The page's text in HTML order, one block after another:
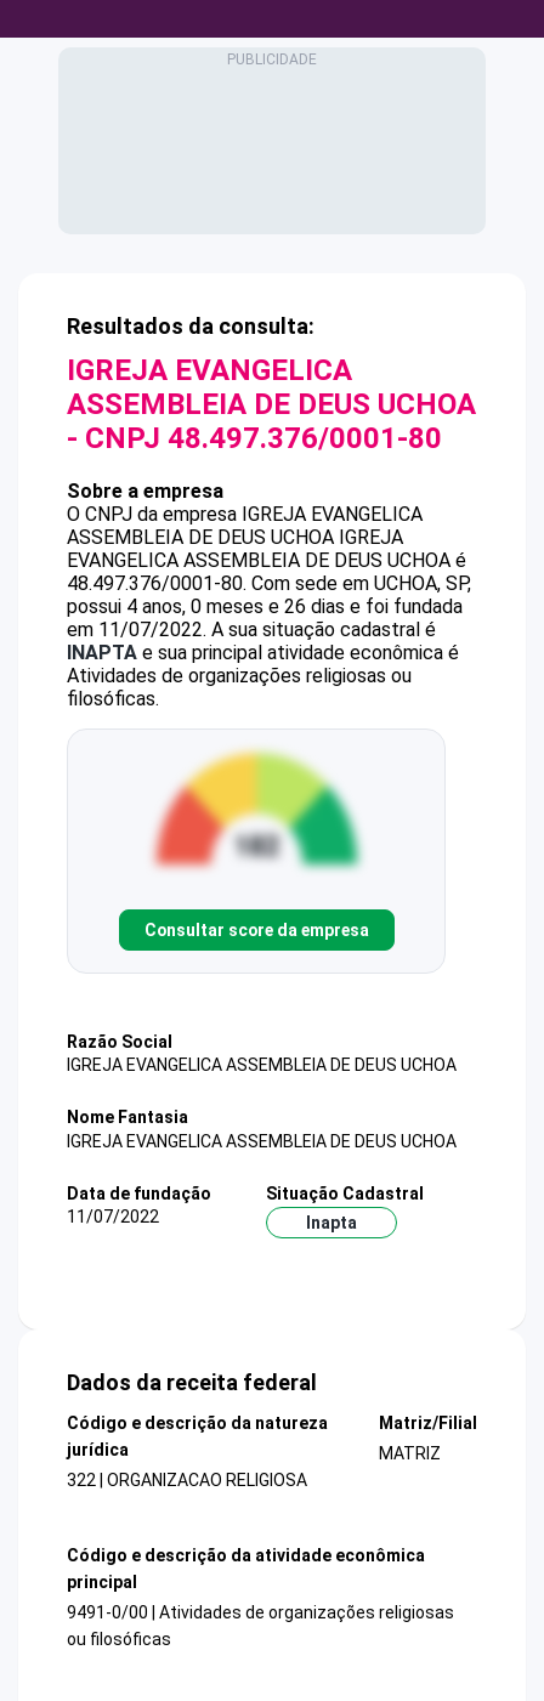
Resultados da consulta:
IGREJA EVANGELICA
ASSEMBLEIA DE DEUS UCHOA
- CNPJ 48.497.376/0001-80
Sobre a empresa
O CNPJ da empresa IGREJA EVANGELICA
ASSEMBLEIA DE DEUS UCHOA IGREJA
EVANGELICA ASSEMBLEIA DE DEUS UCHOA é
48.497.376/0001-80. Com sede em UCHOA, SP,
possui 4 anos, 0 meses e 26 dias e foi fundada
em 11/07/2022. A sua situação cadastral é
INAPTA e sua principal atividade econômica é
Atividades de organizações religiosas ou
filosóficas.
Consultar score da empresa
Razão Social
IGREJA EVANGELICA ASSEMBLEIA DE DEUS UCHOA
Nome Fantasia
IGREJA EVANGELICA ASSEMBLEIA DE DEUS UCHOA
Data de fundação
11/07/2022
Situação Cadastral
Inapta
Dados da receita federal
Código e descrição da natureza
jurídica
322 | ORGANIZACAO RELIGIOSA
Matriz/Filial
MATRIZ
Código e descrição da atividade econômica
principal
9491-0/00 | Atividades de organizações religiosas
ou filosóficas